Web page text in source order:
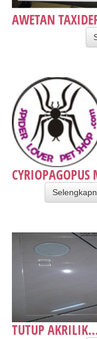
AWETAN
TUTUP